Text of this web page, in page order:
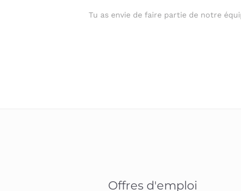
Tu as envie de faire partie de notre
Offres d'emploi